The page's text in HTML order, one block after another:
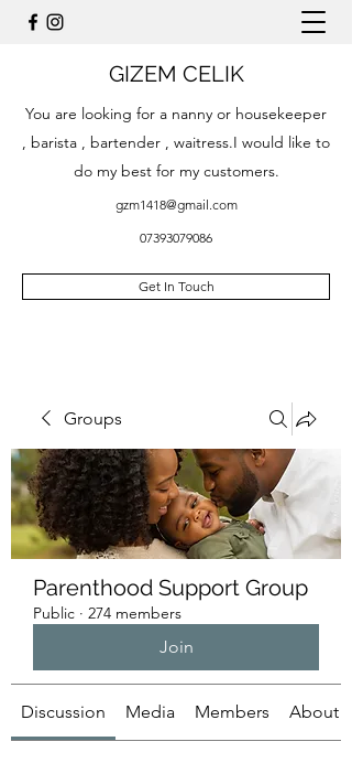
GIZEM CELIK
You are looking for a nanny or housekeeper
, barista , bartender , waitress.I would like to
do my best for my customers.
gzm1418@gmail.com
07393079086
Get In Touch
Groups
Parenthood Support Group
Public · 274 members
Join
Discussion Media Members About